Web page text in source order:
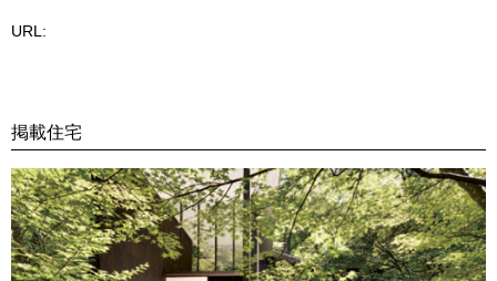
URL:
掲載住宅